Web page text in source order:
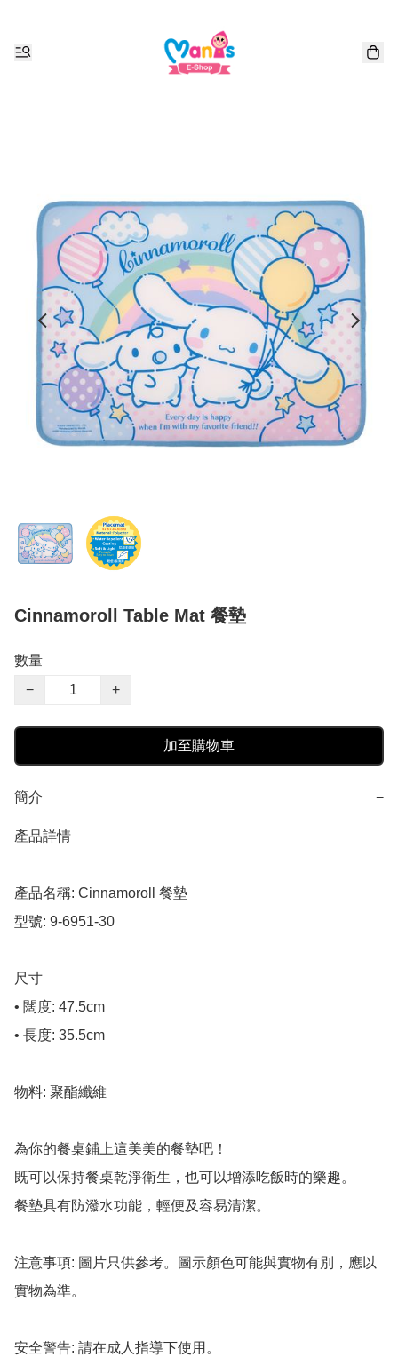
Cinnamoroll Table Mat 餐墊
數量
−
+
加至購物車
簡介 −
產品詳情
產品名稱: Cinnamoroll 餐墊
型號: 9-6951-30
尺寸
• 闊度: 47.5cm
• 長度: 35.5cm
物料: 聚酯纖維
為你的餐桌鋪上這美美的餐墊吧！
既可以保持餐桌乾淨衛生，也可以增添吃飯時的樂趣。
餐墊具有防潑水功能，輕便及容易清潔。
注意事項: 圖片只供參考。圖示顏色可能與實物有別，應以
實物為準。
安全警告: 請在成人指導下使用。